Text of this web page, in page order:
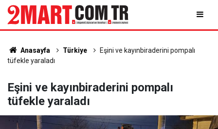
Anasayfa Türkiye
Eşini ve kayınbiraderini pompalı
tüfekle yaraladı
Eşini ve kayınbiraderini pompalı
tüfekle yaraladı